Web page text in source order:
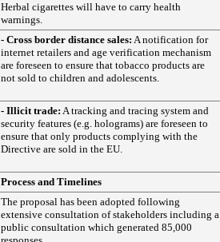
Herbal cigarettes will have to carry health
warnings.
- Cross border distance sales: A notification for
internet retailers and age verification mechanism
are foreseen to ensure that tobacco products are
not sold to children and adolescents.
- Illicit trade: A tracking and tracing system and
security features (e.g. holograms) are foreseen to
ensure that only products complying with the
Directive are sold in the EU.
Process and Timelines
The proposal has been adopted following
extensive consultation of stakeholders including a
public consultation which generated 85,000